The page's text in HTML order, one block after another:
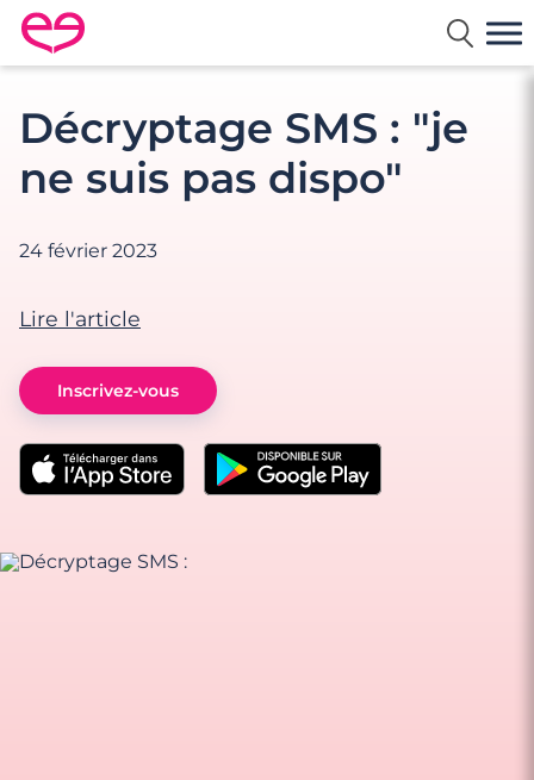
Rencontre en France avec Meetic
Décryptage SMS : "je
ne suis pas dispo"
24 février 2023
Lire l'article
Inscrivez-vous